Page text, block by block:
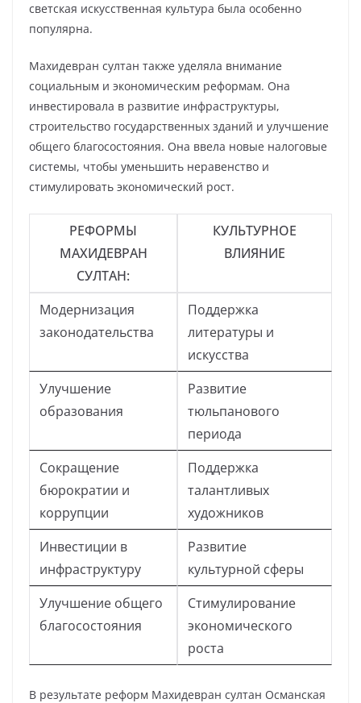
светская искусственная культура была особенно
популярна.
Махидевран султан также уделяла внимание
социальным и экономическим реформам. Она
инвестировала в развитие инфраструктуры,
строительство государственных зданий и улучшение
общего благосостояния. Она ввела новые налоговые
системы, чтобы уменьшить неравенство и
стимулировать экономический рост.
РЕФОРМЫ
МАХИДЕВРАН
СУЛТАН:
КУЛЬТУРНОЕ
ВЛИЯНИЕ
Модернизация
законодательства
Поддержка
литературы и
искусства
Улучшение
образования
Развитие
тюльпанового
периода
Сокращение
бюрократии и
коррупции
Поддержка
талантливых
художников
Инвестиции в
инфраструктуру
Развитие
культурной сферы
Улучшение общего
благосостояния
Стимулирование
экономического
роста
В результате реформ Махидевран султан Османская